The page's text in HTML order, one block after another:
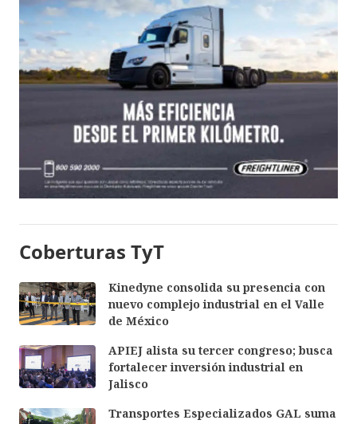
Coberturas TyT
Kinedyne consolida su presencia con
nuevo complejo industrial en el Valle
de México
APIEJ alista su tercer congreso; busca
fortalecer inversión industrial en
Jalisco
Transportes Especializados GAL suma